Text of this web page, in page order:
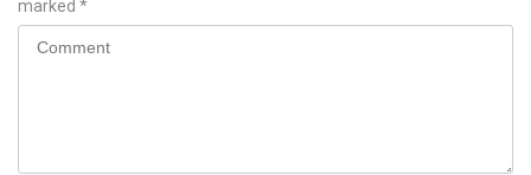
marked *